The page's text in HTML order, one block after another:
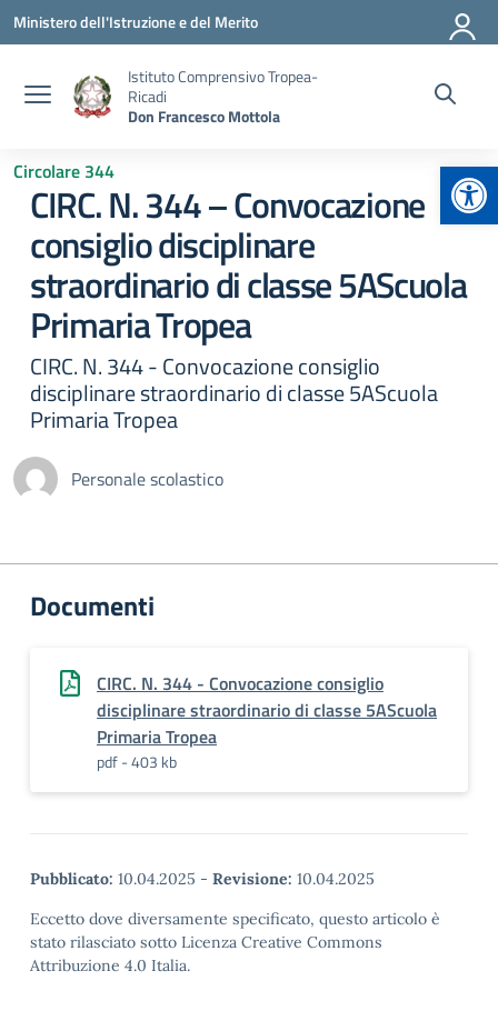
Vai ai contenuti
Vai al menu di navigazione
Vai al footer
Ministero dell'Istruzione e del Merito
Istituto Comprensivo Tropea-
Ricadi
Don Francesco Mottola
Circolare 344
CIRC. N. 344 – Convocazione
consiglio disciplinare
straordinario di classe 5AScuola
Primaria Tropea
CIRC. N. 344 - Convocazione consiglio
disciplinare straordinario di classe 5AScuola
Primaria Tropea
Personale scolastico
Documenti
CIRC. N. 344 - Convocazione consiglio
disciplinare straordinario di classe 5AScuola
Primaria Tropea
pdf - 403 kb
Pubblicato: 10.04.2025 - Revisione: 10.04.2025
Eccetto dove diversamente specificato, questo articolo è
stato rilasciato sotto Licenza Creative Commons
Attribuzione 4.0 Italia.